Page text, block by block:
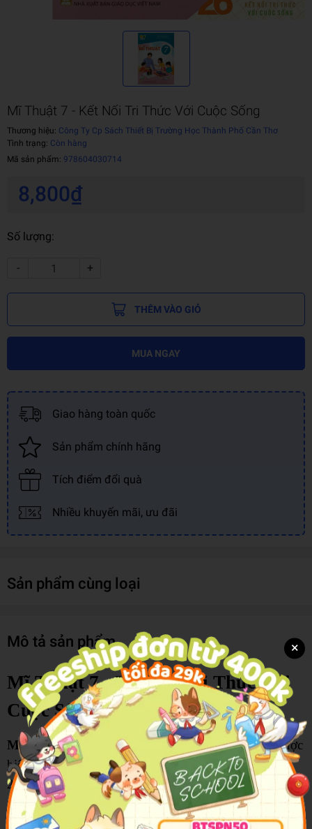
Mĩ Thuật 7 - Kết Nối Tri Thức Với Cuộc Sống
Thương hiệu: Công Ty Cp Sách Thiết Bị Trường Học Thành Phố Cần Thơ
Tình trạng: Còn hàng
Mã sản phẩm: 978604030714
8,800₫
Số lượng:
- +
THÊM VÀO GIỎ
MUA NGAY
Giao hàng toàn quốc
Sản phẩm chính hãng
Tích điểm đổi quà
Nhiều khuyến mãi, ưu đãi
Sản phẩm cùng loại
Mô tả sản phẩm
Mĩ Thuật 7 - Kết Nối Tri Thức Với
Cuộc Sống
Mĩ Thuật 7 (Kết Nối Tri Thức Với Cuộc Sống)được
biên soạn theo Chương trình Giáo dục phổ thông
2018, giúp học sinh khám phá vẻ đẹp của nghệ thuật
thông qua các hoạt động quan sát, thực hành và sáng
tạo. Nội dung sách kết hợp giữa mĩ thuật tạo hình và
×